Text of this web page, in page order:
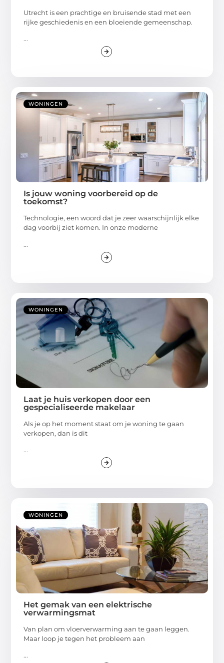
Utrecht is een prachtige en bruisende stad met een
rijke geschiedenis en een bloeiende gemeenschap.
...
WONINGEN
Is jouw woning voorbereid op de
toekomst?
Technologie, een woord dat je zeer waarschijnlijk elke
dag voorbij ziet komen. In onze moderne
...
WONINGEN
Laat je huis verkopen door een
gespecialiseerde makelaar
Als je op het moment staat om je woning te gaan
verkopen, dan is dit
...
WONINGEN
Het gemak van een elektrische
verwarmingsmat
Van plan om vloerverwarming aan te gaan leggen.
Maar loop je tegen het probleem aan
...